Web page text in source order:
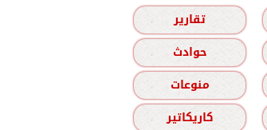
تقارير
حوادث
منوعات
كاريكاتير